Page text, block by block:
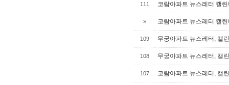
111 코람아파트 뉴스레터 캘
» 코람아파트 뉴스레터 캘
109 무궁아파트 뉴스레터, 캘
108 무궁아파트 뉴스레터, 캘
107 코람아파트 뉴스레터, 캘